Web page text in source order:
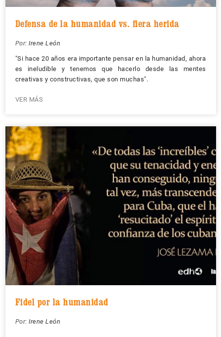
Defensa de la humanidad vs. fiera herida
Por: Irene León
"Si hace 20 años era importante pensar en la humanidad, ahora
es ineludible y tenemos que hacerlo desde las mentes
creativas y constructivas, que son muchas".
VER MÁS
Fidel por la humanidad
Por: Irene León